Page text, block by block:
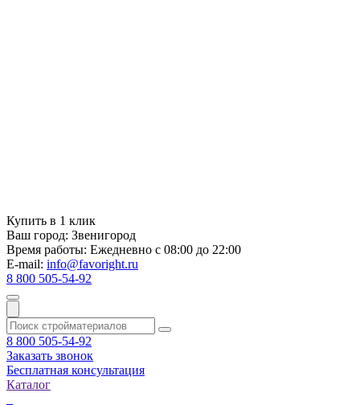
Купить в 1 клик
Ваш город: Звенигород
Время работы: Ежедневно с 08:00 до 22:00
E-mail: info@favoright.ru
8 800 505-54-92
8 800 505-54-92
Заказать звонок
Бесплатная консультация
Каталог